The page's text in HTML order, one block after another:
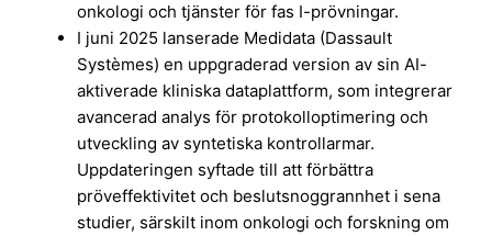
onkologi och tjänster för fas I-prövningar.​
I juni 2025 lanserade Medidata (Dassault
Systèmes) en uppgraderad version av sin AI-
aktiverade kliniska dataplattform, som integrerar
avancerad analys för protokolloptimering och
utveckling av syntetiska kontrollarmar.
Uppdateringen syftade till att förbättra
pröveffektivitet och beslutsnoggrannhet i sena
studier, särskilt inom onkologi och forskning om